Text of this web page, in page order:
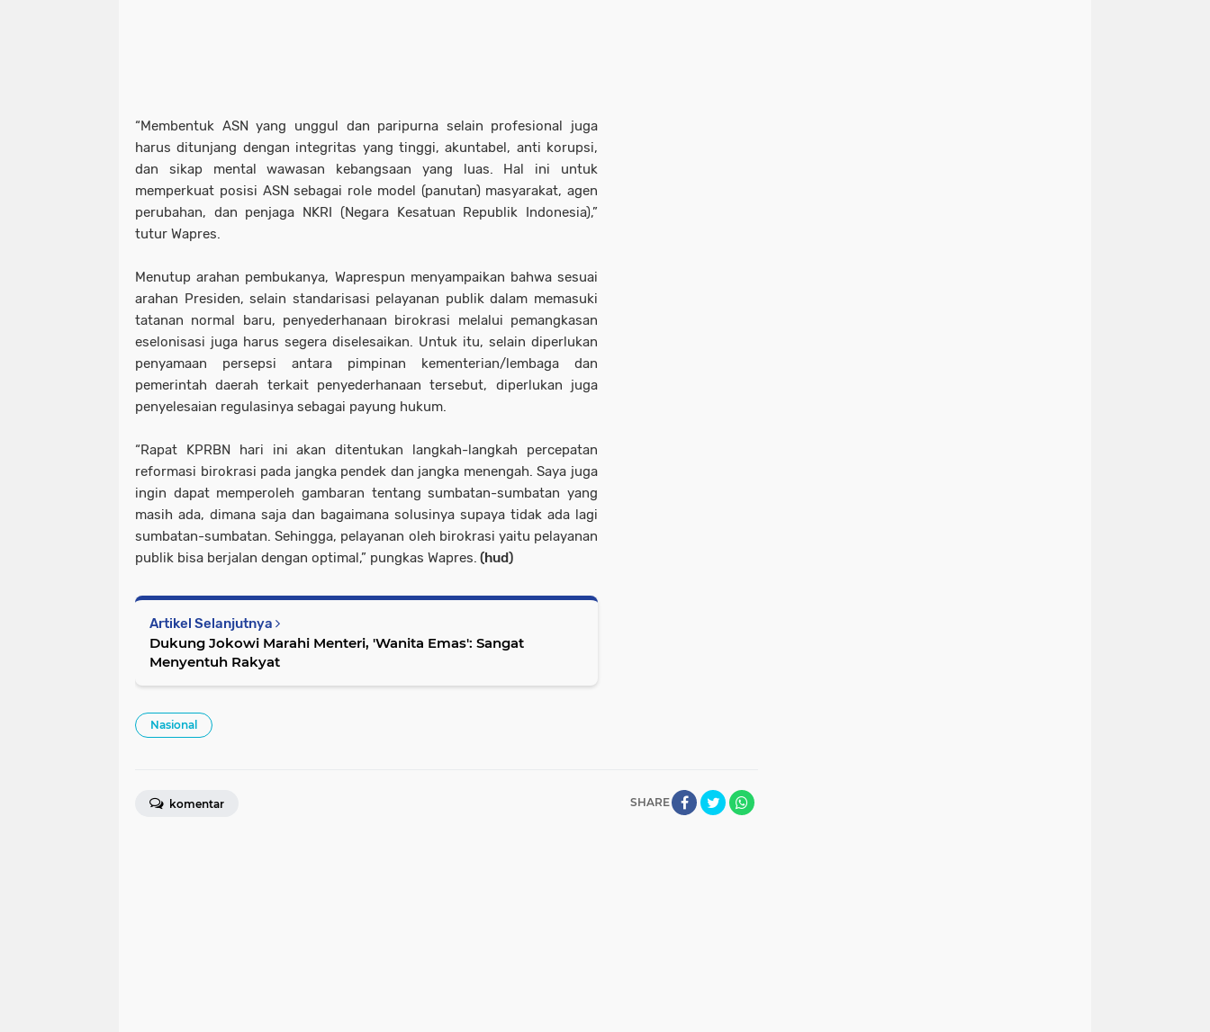
“Membentuk ASN yang unggul dan paripurna selain profesional juga
harus ditunjang dengan integritas yang tinggi, akuntabel, anti korupsi,
dan sikap mental wawasan kebangsaan yang luas. Hal ini untuk
memperkuat posisi ASN sebagai role model (panutan) masyarakat, agen
perubahan, dan penjaga NKRI (Negara Kesatuan Republik Indonesia),”
tutur Wapres.
Menutup arahan pembukanya, Waprespun menyampaikan bahwa sesuai
arahan Presiden, selain standarisasi pelayanan publik dalam memasuki
tatanan normal baru, penyederhanaan birokrasi melalui pemangkasan
eselonisasi juga harus segera diselesaikan. Untuk itu, selain diperlukan
penyamaan persepsi antara pimpinan kementerian/lembaga dan
pemerintah daerah terkait penyederhanaan tersebut, diperlukan juga
penyelesaian regulasinya sebagai payung hukum.
“Rapat KPRBN hari ini akan ditentukan langkah-langkah percepatan
reformasi birokrasi pada jangka pendek dan jangka menengah. Saya juga
ingin dapat memperoleh gambaran tentang sumbatan-sumbatan yang
masih ada, dimana saja dan bagaimana solusinya supaya tidak ada lagi
sumbatan-sumbatan. Sehingga, pelayanan oleh birokrasi yaitu pelayanan
publik bisa berjalan dengan optimal,” pungkas Wapres. (hud)
Artikel Selanjutnya
Dukung Jokowi Marahi Menteri, 'Wanita Emas': Sangat
Menyentuh Rakyat
Nasional
SHARE
komentar